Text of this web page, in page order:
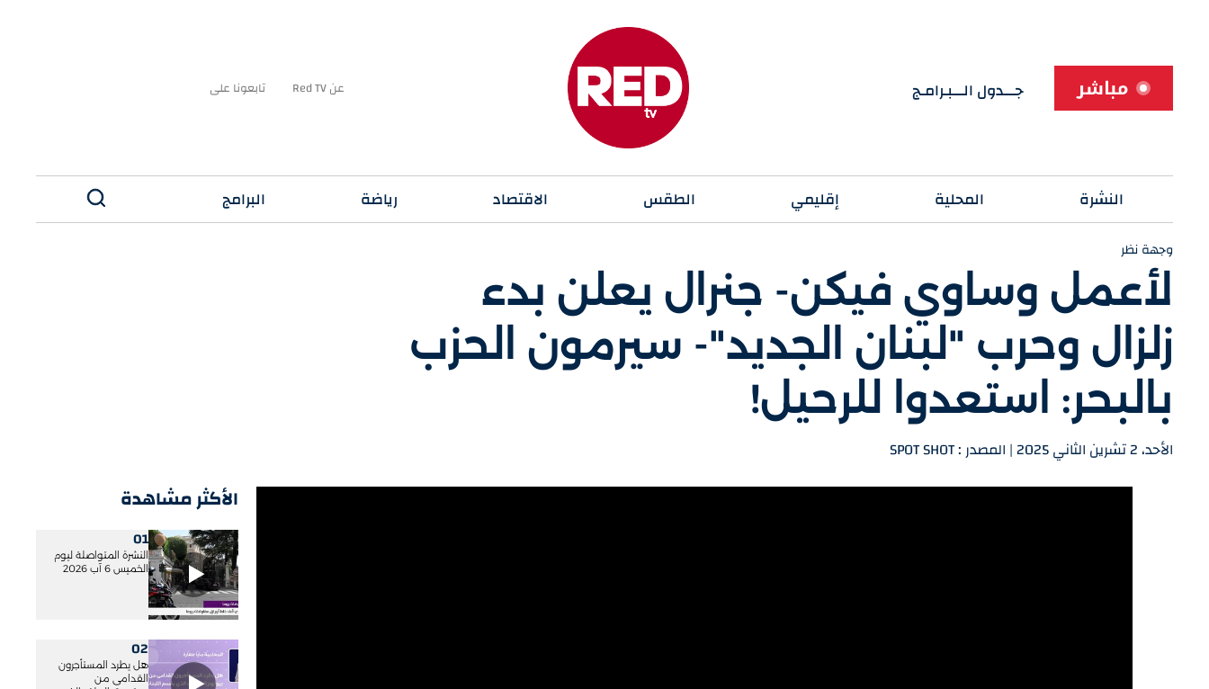
مباشر جـــدول الـــبـرامـج عن Red TV تابعونا على
النشرة المحلية إقليمي الطقس الاقتصاد رياضة البرامج
وجهة نظر
لأعمل وساوي فيكن- جنرال يعلن بدء
زلزال وحرب "لبنان الجديد"- سيرمون الحزب
بالبحر: استعدوا للرحيل!
الأحد، 2 تشرين الثاني 2025 | المصدر : SPOT SHOT
الأكثر مشاهدة
01
النشرة المتواصلة ليوم
الخميس 6 آب 2026
02
هل يطرد المستأجرون
القدامى من